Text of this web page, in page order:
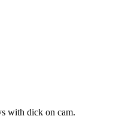
with dick on cam.